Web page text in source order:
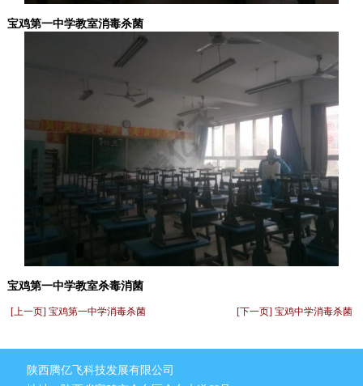
宝鸡第一中学教室消毒杀菌
宝鸡第一中学教室杀毒消菌
[上一页] 宝鸡第一中学消毒杀菌 [下一页] 宝鸡中学消毒杀菌
陕西腾亿飞科技发展有限公司